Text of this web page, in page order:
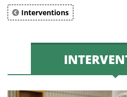
Interventions